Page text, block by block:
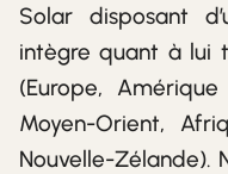
Solar disposant
intègre quant à lui
(Europe,
Moyen-Orient,
Nouvelle-Zélande).